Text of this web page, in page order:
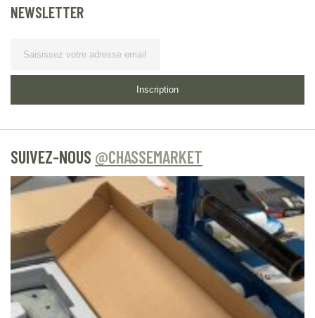
NEWSLETTER
Inscription
SUIVEZ-NOUS @CHASSEMARKET